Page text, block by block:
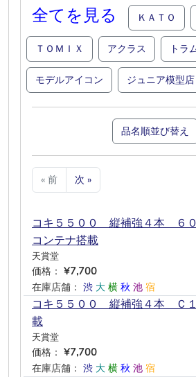
全てを見る ＫＡＴＯ
ＴＯＭＩＸ アクラス トラ
モデルアイコン ジュニア模型店
品名順並び替え
« 前 次 »
コキ５５００ 縦補強４本 ６
コンテナ搭載
天賞堂
価格： ¥7,700
在庫店舗： 渋 大 横 秋 池 宿
コキ５５００ 縦補強４本 Ｃ
載
天賞堂
価格： ¥7,700
在庫店舗： 渋 大 横 秋 池 宿